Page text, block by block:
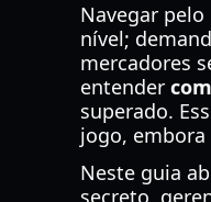
Navegar
nível;
mercadores
entender
superado.
jogo,
Neste guia
secreto,